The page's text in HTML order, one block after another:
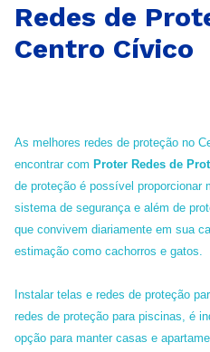
Redes de
Centro Cívico
As melhores redes de proteção no
encontrar com Proter Redes de
de proteção é possível proporcionar
sistema de segurança e além de
que convivem diariamente em sua
estimação como cachorros e gatos.
Instalar telas e redes de proteção
redes de proteção para piscinas, é
opção para manter casas e